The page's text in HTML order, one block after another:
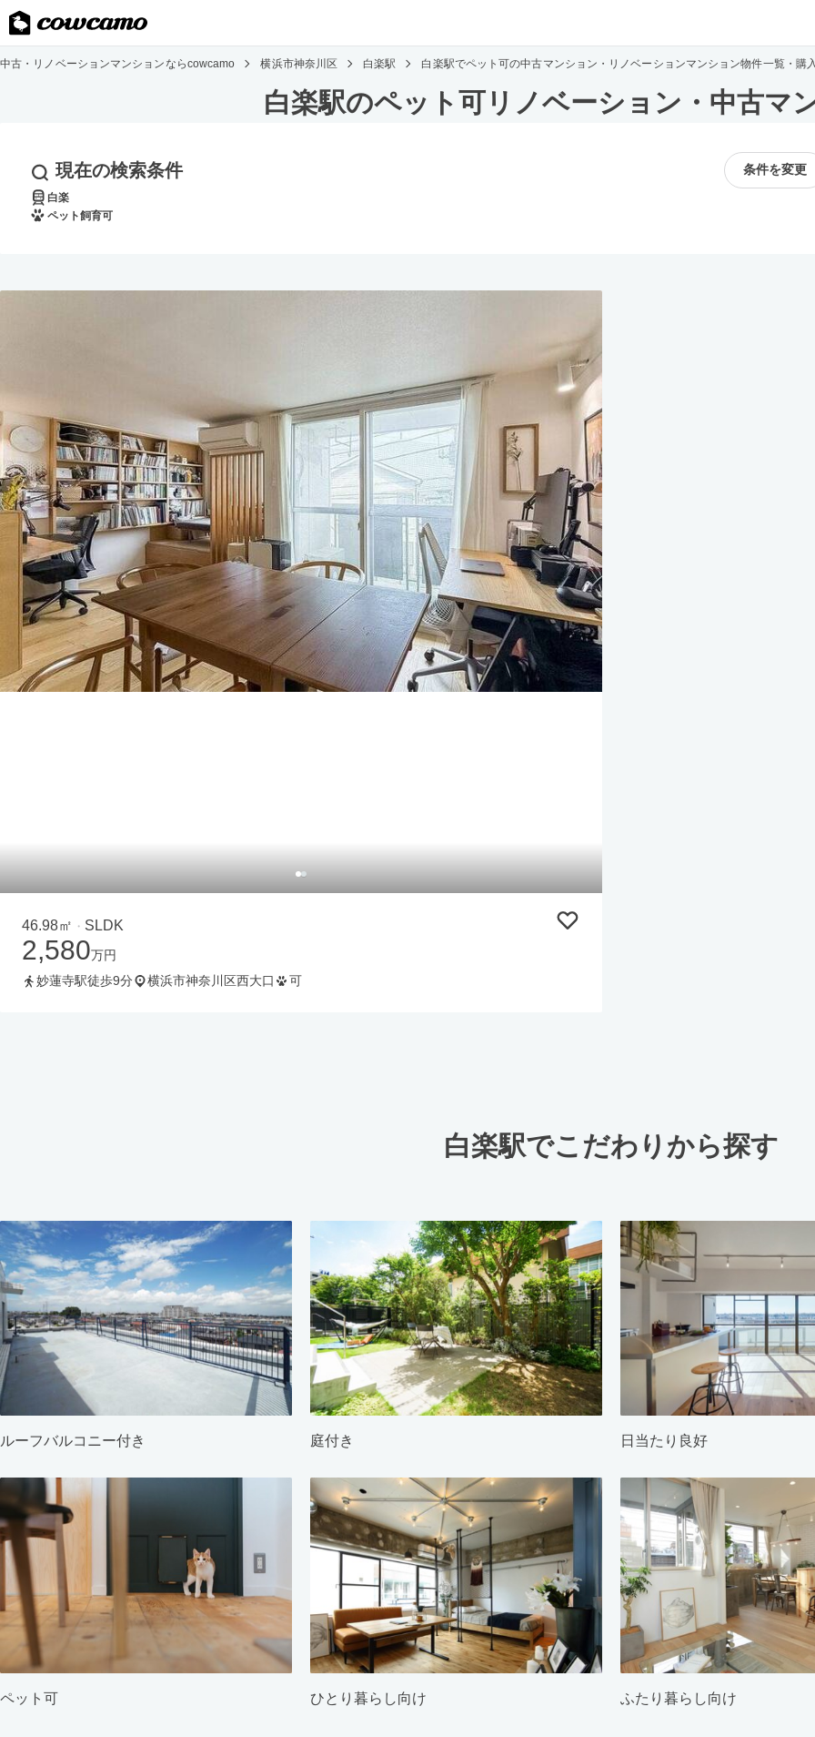
中古・リノベーションマンションならcowcamo 横浜市神奈川区 白楽駅 白楽駅でペット可の中古マンション・リノベーションマンション物件一覧・購
白楽駅のペット可リノベーション・中古マ
現在の検索条件 条件を変更
白楽
ペット飼育可
46.98㎡ ・ SLDK
2,580万円
妙蓮寺駅徒歩9分
横浜市神奈川区西大口 可
白楽駅でこだわりから探す
ルーフバルコニー付き 庭付き 日当たり良好
ペット可 ひとり暮らし向け ふたり暮らし向け